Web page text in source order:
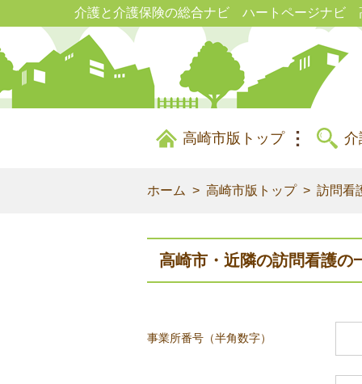
介護と介護保険の総合ナビ ハートページナビ
高崎市版トップ 介
ホーム 高崎市版トップ 訪問看
高崎市・近隣の訪問看護の
事業所番号（半角数字）